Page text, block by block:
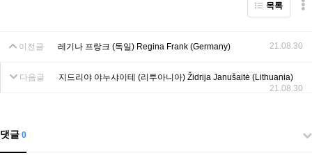
목록
이전글 레기나 프랑크 (독일) Regina Frank (Germany) 21.08.30
다음글
지드리야 야누샤이테 (리투아니아) Židrija Janušaitė (Lithuania)
21.08.30
댓글 0